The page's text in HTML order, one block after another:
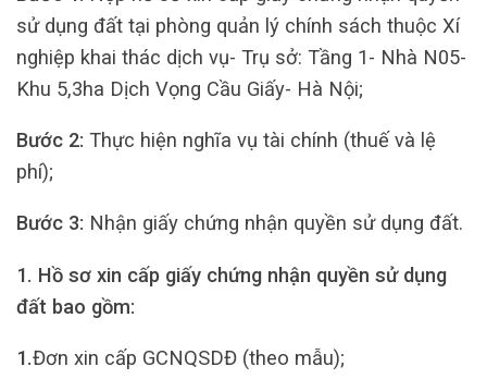
sử dụng đất tại phòng quản lý chính sách thuộc Xí
nghiệp khai thác dịch vụ- Trụ sở: Tầng 1- Nhà N05-
Khu 5,3ha Dịch Vọng Cầu Giấy- Hà Nội;
Bước 2: Thực hiện nghĩa vụ tài chính (thuế và lệ
phí);
Bước 3: Nhận giấy chứng nhận quyền sử dụng đất.
1. Hồ sơ xin cấp giấy chứng nhận quyền sử dụng
đất bao gồm:
1.Đơn xin cấp GCNQSDĐ (theo mẫu);